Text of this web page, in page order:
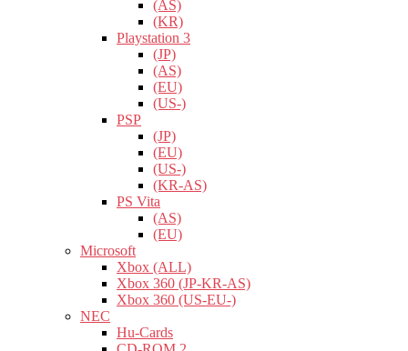
(AS)
(KR)
Playstation 3
(JP)
(AS)
(EU)
(US-)
PSP
(JP)
(EU)
(US-)
(KR-AS)
PS Vita
(AS)
(EU)
Microsoft
Xbox (ALL)
Xbox 360 (JP-KR-AS)
Xbox 360 (US-EU-)
NEC
Hu-Cards